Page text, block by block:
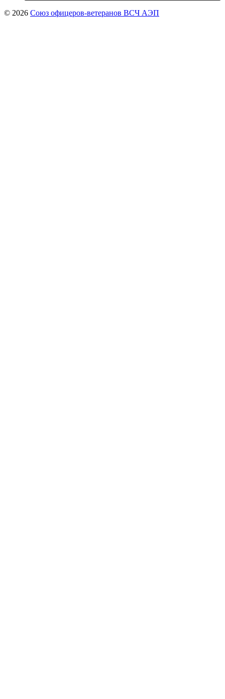
© 2026 Союз офицеров-ветеранов ВСЧ АЭП